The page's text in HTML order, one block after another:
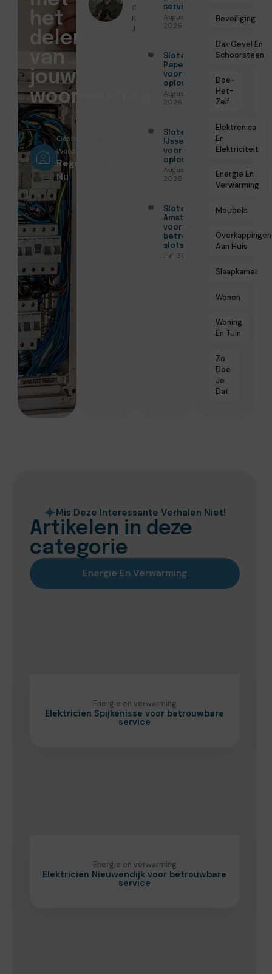
Christiaan
Koenders ●
Juni 2, 2026
service
Augustus 5,
2026
Slotenmaker
Papendrecht
voor veilige
oplossingen
Augustus 3,
2026
Slotenmaker
IJsselstein
voor veilige
oplossingen
Augustus 3,
2026
Slotenmaker
Amsterdam
voor
betrouwbare
slotservice
Juli 30, 2026
Beveiliging
Dak Gevel En
Schoorsteen
Doe-
Het-
Zelf
Elektronica
En
Elektriciteit
Energie En
Verwarming
Meubels
Overkappingen
Aan Huis
Slaapkamer
Wonen
Woning
En Tuin
Zo
Doe
Je
Dat
het
delen
van
jouw
woonverhaal
Gastschrijver
Worden?
Registreer
Nu
Mis Deze Interessante Verhalen Niet!
Artikelen in deze
categorie
Energie En Verwarming
Energie en verwarming
Elektricien Spijkenisse voor betrouwbare
service
Energie en verwarming
Elektricien Nieuwendijk voor betrouwbare
service